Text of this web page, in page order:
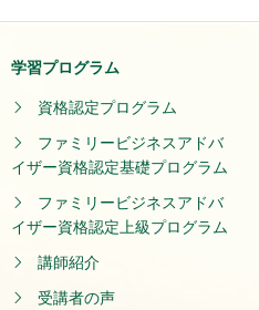
学習プログラム
資格認定プログラム
ファミリービジネスアドバ
イザー資格認定基礎プログラム
ファミリービジネスアドバ
イザー資格認定上級プログラム
講師紹介
受講者の声